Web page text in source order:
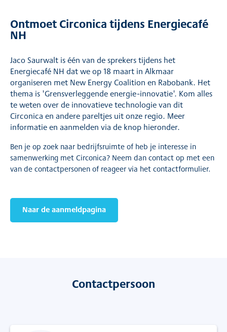
Ontmoet Circonica tijdens Energiecafé
NH
Jaco Saurwalt is één van de sprekers tijdens het
Energiecafé NH dat we op 18 maart in Alkmaar
organiseren met New Energy Coalition en Rabobank. Het
thema is 'Grensverleggende energie-innovatie'. Kom alles
te weten over de innovatieve technologie van dit
Circonica en andere pareltjes uit onze regio. Meer
informatie en aanmelden via de knop hieronder.
Ben je op zoek naar bedrijfsruimte of heb je interesse in
samenwerking met Circonica? Neem dan contact op met een
van de contactpersonen of reageer via het contactformulier.
Naar de aanmeldpagina
Contactpersoon